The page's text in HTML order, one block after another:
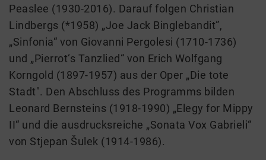
Peaslee (1930-2016). Darauf folgen Christian
Lindbergs (*1958) „Joe Jack Binglebandit”,
„Sinfonia“ von Giovanni Pergolesi (1710-1736)
und „Pierrot‘s Tanzlied“ von Erich Wolfgang
Korngold (1897-1957) aus der Oper „Die tote
Stadt". Den Abschluss des Programms bilden
Leonard Bernsteins (1918-1990) „Elegy for Mippy
II“ und die ausdrucksreiche „Sonata Vox Gabrieli“
von Stjepan Šulek (1914-1986).